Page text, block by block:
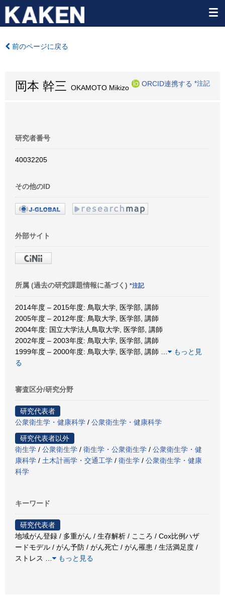
前のページに戻る
岡本 幹三 OKAMOTO Mikizo
ORCID連携する *注記
研究者番号
40032205
その他のID
外部サイト
所属 (過去の研究課題情報に基づく) *注記
2014年度 – 2015年度: 鳥取大学, 医学部, 講師
2005年度 – 2012年度: 鳥取大学, 医学部, 講師
2004年度: 国立大学法人鳥取大学, 医学部, 講師
2002年度 – 2003年度: 鳥取大学, 医学部, 講師
1999年度 – 2000年度: 鳥取大学, 医学部, 講師
もっと見
る
審査区分/研究分野
研究代表者
公衆衛生学・健康科学 / 公衆衛生学・健康科学
研究代表者以外
衛生学 / 公衆衛生学 / 衛生学・公衆衛生学 / 公衆衛生学・健
康科学 / 土木計画学・交通工学 / 衛生学 / 公衆衛生学・健康
科学
キーワード
研究代表者
地域がん登録 / 多重がん / 生存解析 / こころ / Cox比例ハザ
ードモデル / がん予防 / がん死亡 / がん罹患 / 生活満足度 /
ストレス
もっと見る